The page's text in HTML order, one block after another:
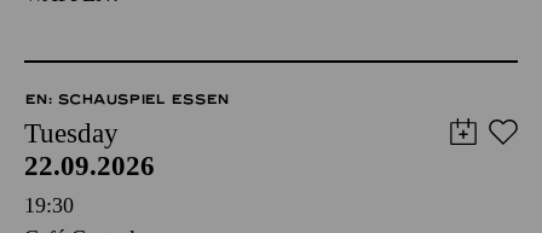
EN: SCHAUSPIEL ESSEN
Tuesday
22.09.2026
19:30